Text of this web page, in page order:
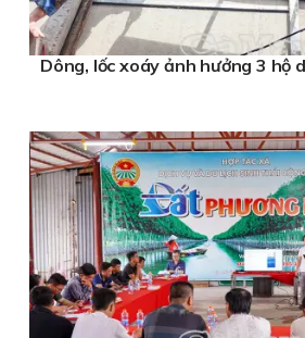
Dông, lốc xoáy ảnh hưởng 3 hộ